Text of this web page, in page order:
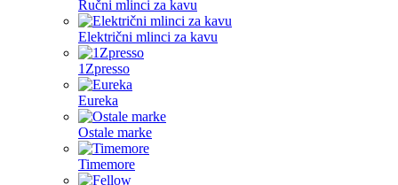
Ručni mlinci za kavu
Električni mlinci za kavu
1Zpresso
Eureka
Ostale marke
Timemore